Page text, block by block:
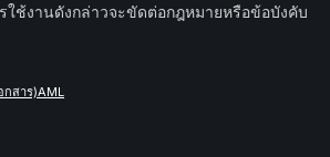
ใช้งานดังกล่าวจะขัดต่อกฎหมายหรือข้อบังคับ
กสาร)AML